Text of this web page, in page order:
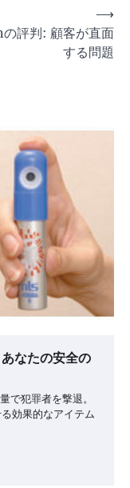
評判: 顧客が直面
する問題
⟶
なたの安全の
で犯罪者を撃退。
効果的なアイテム